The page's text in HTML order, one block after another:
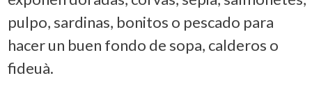
pulpo, sardinas, bonitos o pescado para
hacer un buen fondo de sopa, calderos o
fideuà.